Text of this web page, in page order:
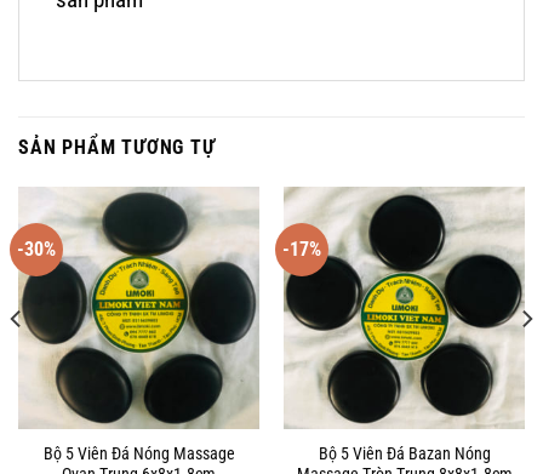
SẢN PHẨM TƯƠNG TỰ
-30%
Bộ 5 Viên Đá Nóng Massage
-17%
Bộ 5 Viên Đá Bazan Nóng